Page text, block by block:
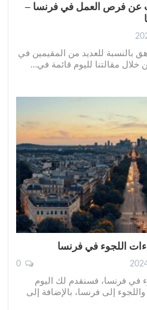
عن فرص العمل في فرنسا –
بالنسبة للعديد من المقيمين في
خلال مقالتنا لليوم قائمة في…
اللجوء في فرنسا
في فرنسا، فسنقدم لك اليوم
إلى فرنسا، بالإضافة إلى